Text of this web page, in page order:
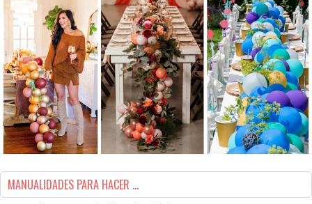
MANUALIDADES PARA HACER ...